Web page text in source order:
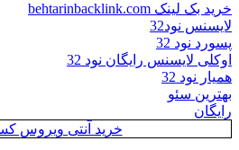
خرید بک لینک behtarinbacklink.com
لایسنس نود32
پسورد نود 32
اوکلی لایسنس رایگان نود 32
همیار نود 32
بهترین سئو
رایگان
خرید آنتی ویروس